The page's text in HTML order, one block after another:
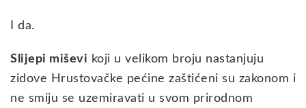
I da.
Slijepi miševi koji u velikom broju nastanjuju
zidove Hrustovačke pećine zaštićeni su zakonom i
ne smiju se uzemiravati u svom prirodnom